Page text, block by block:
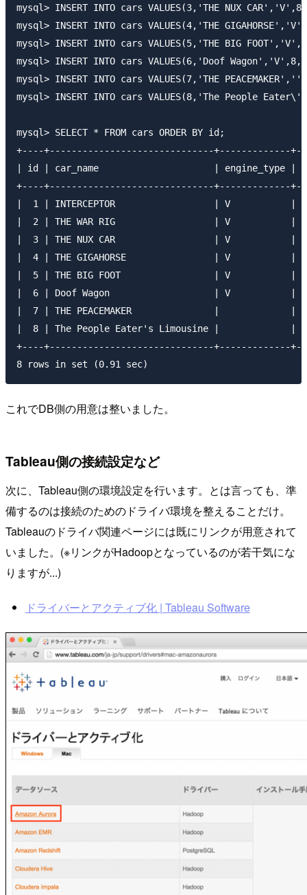
mysql> INSERT INTO cars VALUES(3,'THE NUX
mysql> INSERT INTO cars VALUES(4,'THE
mysql> INSERT INTO cars VALUES(5,'THE BIG
mysql> INSERT INTO cars VALUES(6,'Doof
mysql> INSERT INTO cars VALUES(7,'THE
mysql> INSERT INTO cars VALUES(8,'The People
mysql> SELECT * FROM cars ORDER BY id;
+----+------------------------------+-------------
| id | car_name                     | engine_type |
+----+------------------------------+-------------
|  1 | INTERCEPTOR                  | V           |
|  2 | THE WAR RIG                  | V           |
|  3 | THE NUX CAR                  | V
|  4 | THE GIGAHORSE                | V
|  5 | THE BIG FOOT                 | V
|  6 | Doof Wagon                   | V           |
|  7 | THE PEACEMAKER               |
|  8 | The People Eater's Limousine |
+----+------------------------------+-------------
これでDB側の用意は整いました。
Tableau側の接続設定など
次に、Tableau側の環境設定を行います。とは言っても、準
備するのは接続のためのドライバ環境を整えることだけ。
Tableauのドライバ関連ページには既にリンクが用意されて
いました。(※リンクがHadoopとなっているのが若干気にな
りますが...)
ドライバーとアクティブ化 | Tableau Software